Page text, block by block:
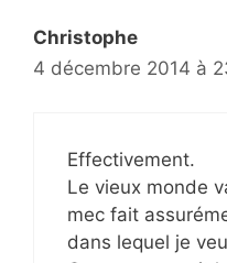
Christophe
4 décembre 2014 à
Effectivement.
Le vieux monde
mec fait
dans lequel je